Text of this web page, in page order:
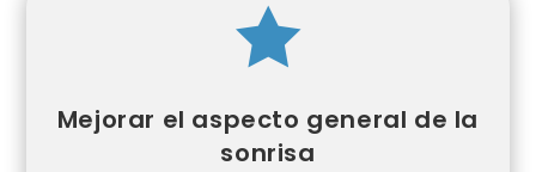

Mejorar el aspecto general de la
sonrisa